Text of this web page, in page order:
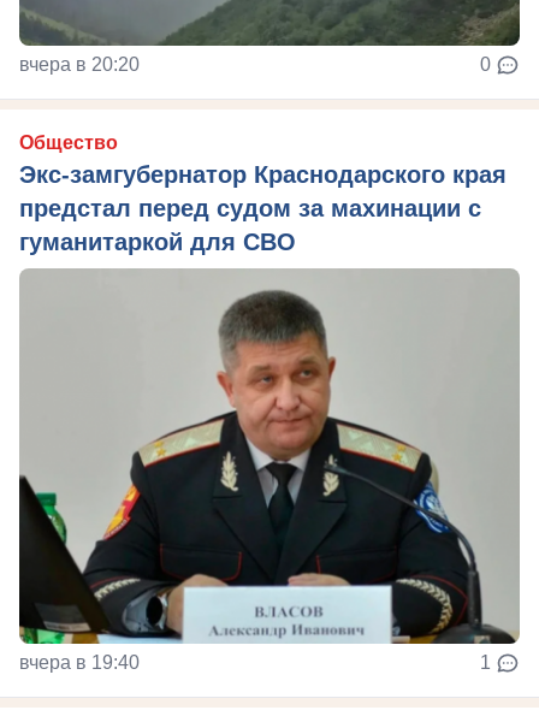
вчера в 20:20 0
Общество
Экс-замгубернатор Краснодарского края
предстал перед судом за махинации с
гуманитаркой для СВО
вчера в 19:40 1